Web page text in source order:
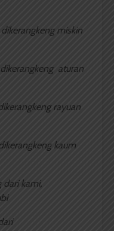
miskin
aturan
rayuan
kaum
dari kami,